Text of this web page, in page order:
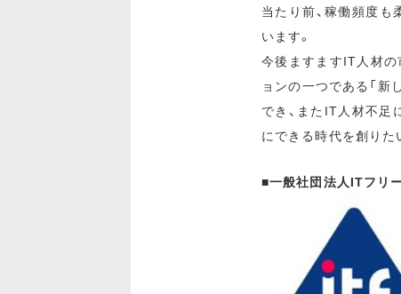
当たり前、稼働頻度
います。
今後ますますIT人材の
ョンの一つである「
でき、またIT人材不
にできる時代を創りた
■一般社団法人ITフリ